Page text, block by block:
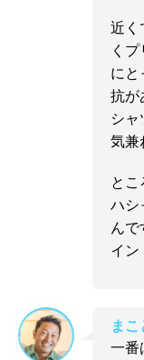
近く
く
にと
抗が
シャ
気兼
とこ
ハシ
ん
イン
まこ
一番